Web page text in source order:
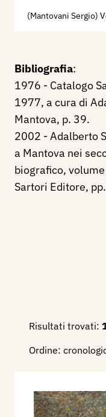
(Mantovani Sergio)
Bibliografia:
1976 - Catalogo
1977, a cura di
Mantova, p. 39.
2002 - Adalberto
a Mantova nei
biografico,
Sartori Editore,
Risultati trovati:
Ordine: